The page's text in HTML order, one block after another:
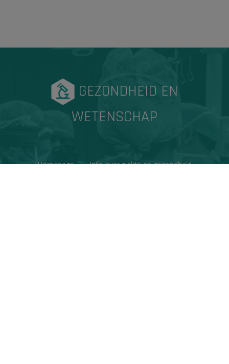
GEZONDHEID EN
WETENSCHAP
Homepage Info over ziekte en gezondheid